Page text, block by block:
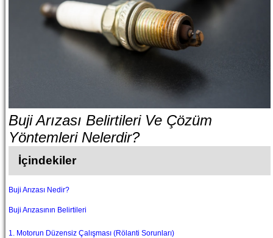
Buji Arızası Belirtileri Ve Çözüm
Yöntemleri Nelerdir?
İçindekiler
Buji Arızası Nedir?
Buji Arızasının Belirtileri
1. Motorun Düzensiz Çalışması (Rölanti Sorunları)